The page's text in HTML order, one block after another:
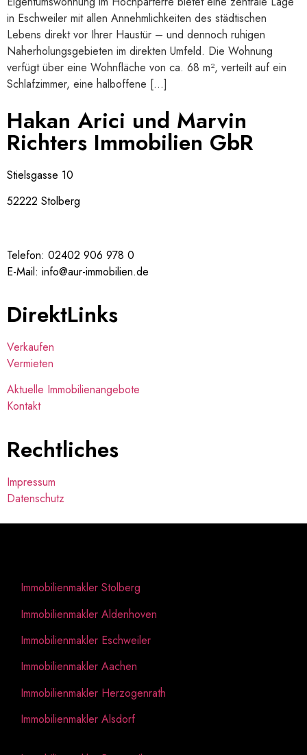
in Eschweiler mit allen Annehmlichkeiten des städtischen
Lebens direkt vor Ihrer Haustür – und dennoch ruhigen
Naherholungsgebieten im direkten Umfeld. Die Wohnung
verfügt über eine Wohnfläche von ca. 68 m², verteilt auf ein
Schlafzimmer, eine halboffene […]
Hakan Arici und Marvin
Richters Immobilien GbR
Stielsgasse 10
52222 Stolberg
Telefon: 02402 906 978 0
E-Mail: info@aur-immobilien.de
DirektLinks
Verkaufen
Vermieten
Aktuelle Immobilienangebote
Kontakt
Rechtliches
Impressum
Datenschutz
Immobilienmakler Stolberg
Immobilienmakler Aldenhoven
Immobilienmakler Eschweiler
Immobilienmakler Aachen
Immobilienmakler Herzogenrath
Immobilienmakler Alsdorf